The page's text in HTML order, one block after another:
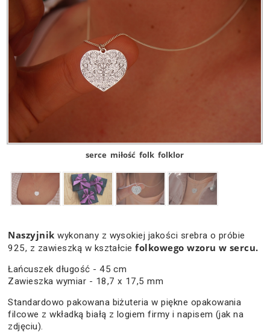
serce miłość folk folklor
Naszyjnik wykonany z wysokiej jakości srebra o próbie
925, z zawieszką w kształciefolkowego wzoru w sercu.
Łańcuszek długość - 45 cm
Zawieszka wymiar - 18,7 x 17,5 mm
Standardowo pakowana biżuteria w piękne opakowania
filcowe z wkładką białą z logiem firmy i napisem (jak na
zdjęciu).